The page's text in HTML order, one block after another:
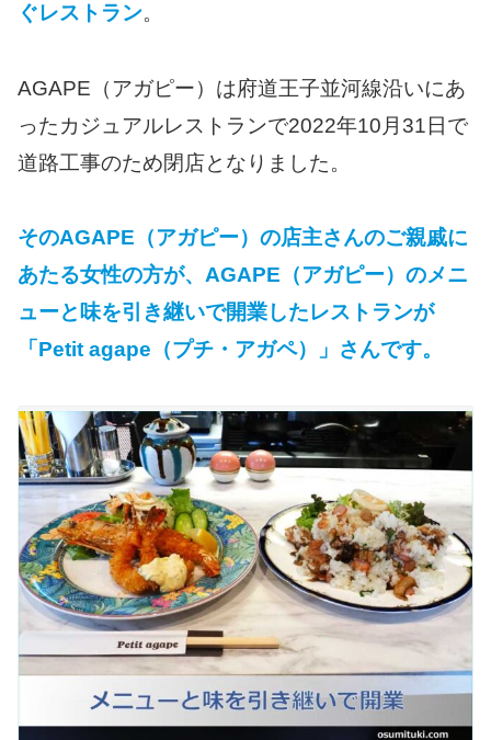
ぐレストラン。
AGAPE（アガピー）は府道王子並河線沿いにあ
ったカジュアルレストランで2022年10月31日で
道路工事のため閉店となりました。
そのAGAPE（アガピー）の店主さんのご親戚に
あたる女性の方が、AGAPE（アガピー）のメニ
ューと味を引き継いで開業したレストランが
「Petit agape（プチ・アガペ）」さんです。